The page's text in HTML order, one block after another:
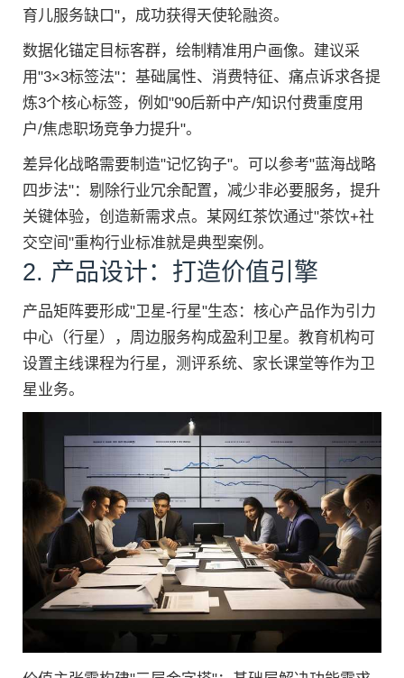
育儿服务缺口"，成功获得天使轮融资。
数据化锚定目标客群，绘制精准用户画像。建议采
用"3×3标签法"：基础属性、消费特征、痛点诉求各提
炼3个核心标签，例如"90后新中产/知识付费重度用
户/焦虑职场竞争力提升"。
差异化战略需要制造"记忆钩子"。可以参考"蓝海战略
四步法"：剔除行业冗余配置，减少非必要服务，提升
关键体验，创造新需求点。某网红茶饮通过"茶饮+社
交空间"重构行业标准就是典型案例。
2. 产品设计：打造价值引擎
产品矩阵要形成"卫星-行星"生态：核心产品作为引力
中心（行星），周边服务构成盈利卫星。教育机构可
设置主线课程为行星，测评系统、家长课堂等作为卫
星业务。